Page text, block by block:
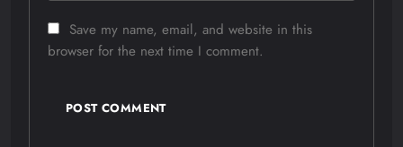
Save my name, email, and website in this
browser for the next time I comment.